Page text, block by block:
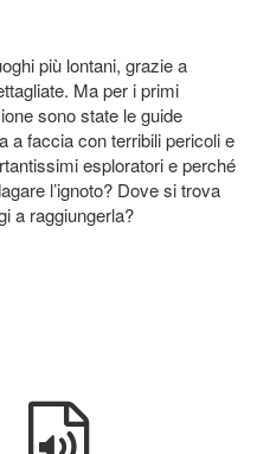
più lontani, grazie a
Ma per i primi
sono state le guide
a faccia con terribili pericoli e
esploratori e perché
l’ignoto? Dove si trova
a raggiungerla?